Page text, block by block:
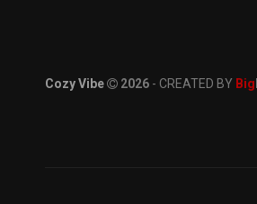
Cozy Vibe 2026 - CREATED BY Big